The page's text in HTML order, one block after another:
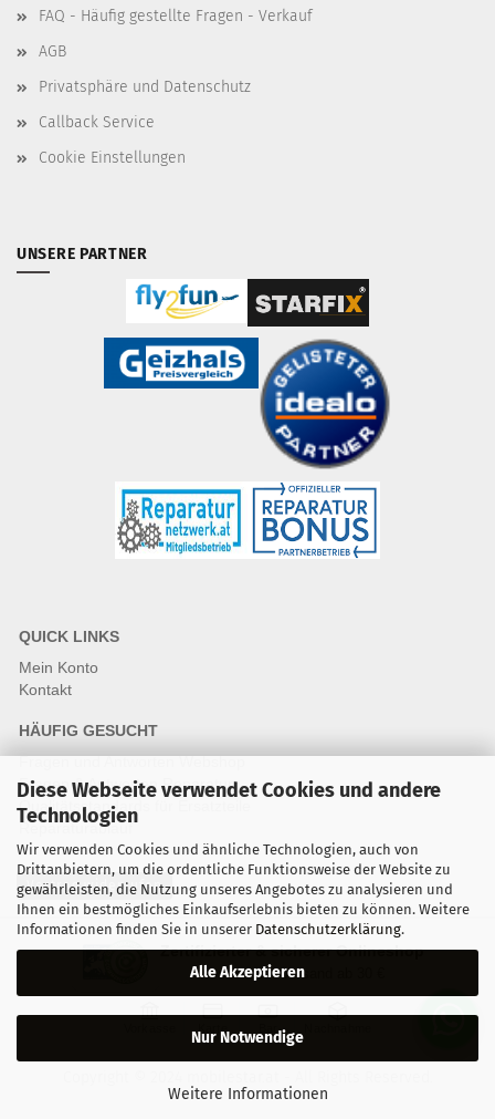
Diese Webseite verwendet Cookies und andere
Technologien
Wir verwenden Cookies und ähnliche Technologien, auch von
Drittanbietern, um die ordentliche Funktionsweise der Website zu
gewährleisten, die Nutzung unseres Angebotes zu analysieren und
Ihnen ein bestmögliches Einkaufserlebnis bieten zu können. Weitere
Informationen finden Sie in unserer Datenschutzerklärung.
Alle Akzeptieren
Nur Notwendige
Weitere Informationen
FAQ - Häufig gestellte Fragen - Verkauf
AGB
Privatsphäre und Datenschutz
Callback Service
Cookie Einstellungen
UNSERE PARTNER
QUICK LINKS
Mein Konto
Kontakt
HÄUFIG GESUCHT
Fragen und Antworten Webshop
Fragen & Antworten Reparatur
Qualitätsstandards für Ersatzteile
Reparaturablauf
Vertrag widerrufen
Zertifizierter & sicherer Onlineshop
Kostenloser Versand ab 30 €